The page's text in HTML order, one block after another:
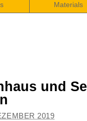
Materials
und
2019